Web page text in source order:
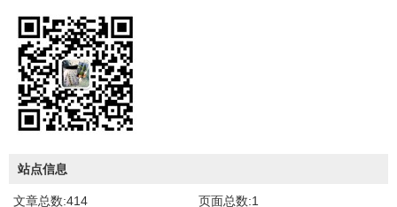
站点信息
文章总数:414
页面总数:1